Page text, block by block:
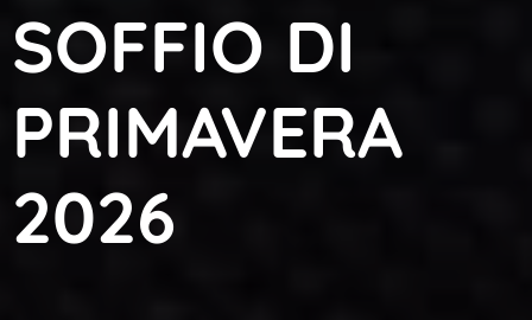
SOFFIO DI
PRIMAVERA
2026